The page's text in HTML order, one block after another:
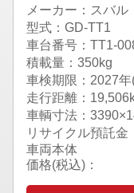
メーカー：スバル
型式：GD-TT1
車台番号：TT1-
積載量：350kg
車検期限： 2027年
走行距離：
車輌寸法：
リサイクル預託金
車両本体
価格(税込)：